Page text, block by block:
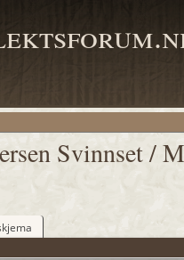
Svinnset /